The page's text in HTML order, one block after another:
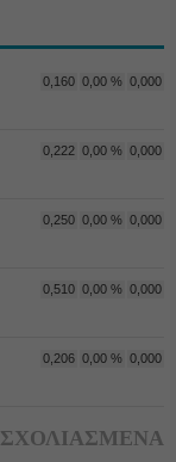
0,160 0,00 % 0,000
0,222 0,00 % 0,000
0,250 0,00 % 0,000
0,510 0,00 % 0,000
0,206 0,00 % 0,000
ΣΧΟΛΙΑΣΜΕΝΑ